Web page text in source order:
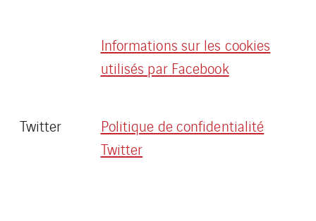
Informations sur les cookies
utilisés par Facebook
Twitter
Politique de confidentialité
Twitter